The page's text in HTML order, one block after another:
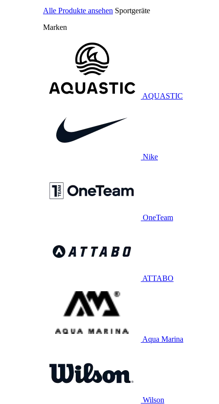
Alle Produkte ansehen Sportgeräte
Marken
AQUASTIC
Nike
OneTeam
ATTABO
Aqua Marina
Wilson